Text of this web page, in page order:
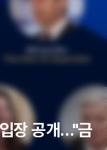
장 공개…"금